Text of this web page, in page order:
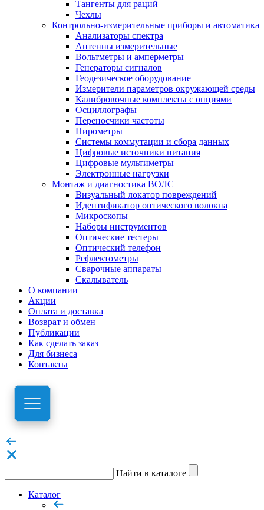
Тангенты для раций
Чехлы
Контрольно-измерительные приборы и автоматика
Анализаторы спектра
Антенны измерительные
Вольтметры и амперметры
Генераторы сигналов
Геодезическое оборудование
Измерители параметров окружающей среды
Калибровочные комплекты с опциями
Осциллографы
Переносчики частоты
Пирометры
Системы коммутации и сбора данных
Цифровые источники питания
Цифровые мультиметры
Электронные нагрузки
Монтаж и диагностика ВОЛС
Визуальный локатор повреждений
Идентификатор оптического волокна
Микроскопы
Наборы инструментов
Оптические тестеры
Оптический телефон
Рефлектометры
Сварочные аппараты
Скалыватель
О компании
Акции
Оплата и доставка
Возврат и обмен
Публикации
Как сделать заказ
Для бизнеса
Контакты
Найти в каталоге
Каталог